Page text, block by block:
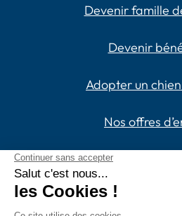
Devenir famille
Devenir
Adopter un
Nos offres